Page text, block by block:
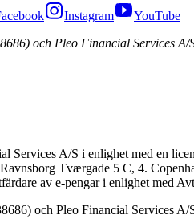
Instagram
YouTube
och Pleo Financial Services A/
Services A/S i enlighet med en
Tværgade 5 C, 4.
av e-pengar i enlighet med
och Pleo Financial Services